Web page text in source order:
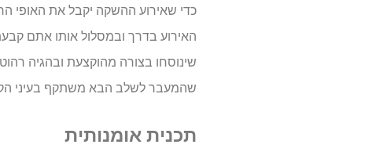
כדי שאירוע ההשקה יקבל את האופי
האירוע בדרך ובמסלול אותו אתם
שינוסחו בצורה מהוקצעת ובהגיה
שהמעבר לשלב הבא משתקף בעיני
תכנית אומנותית